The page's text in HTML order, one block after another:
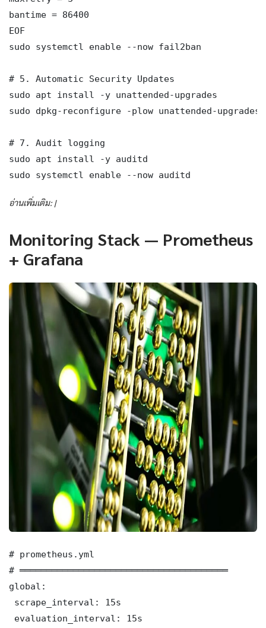
bantime = 86400
EOF
sudo systemctl enable --now fail2ban
# 5. Automatic Security Updates
sudo apt install -y unattended-upgrades
sudo dpkg-reconfigure -plow unattended-upgrades
# 7. Audit logging
sudo apt install -y auditd
sudo systemctl enable --now auditd
อ่านเพิ่มเติม: |
Monitoring Stack — Prometheus
+ Grafana
# prometheus.yml
# ═══════════════════════════════════════
global:
scrape_interval: 15s
evaluation_interval: 15s